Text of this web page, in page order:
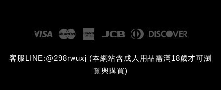
Visa Master AmericanJCB
Diners
客服LINE:@298rwuxj (本網站含成人用品需滿18歲才可瀏
覽與購買)